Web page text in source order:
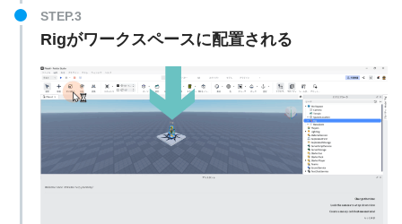
STEP.3
Rigがワークスペースに配置される